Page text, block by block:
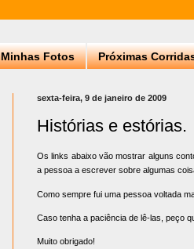
Minhas Fotos Próximas
sexta-feira, 9 de janeiro de 2009
Histórias e estórias.
Os links abaixo vão mostrar alguns
a pessoa a escrever sobre algumas
Como sempre fui uma pessoa voltada
Caso tenha a paciência de lê-las, peço
Muito obrigado!